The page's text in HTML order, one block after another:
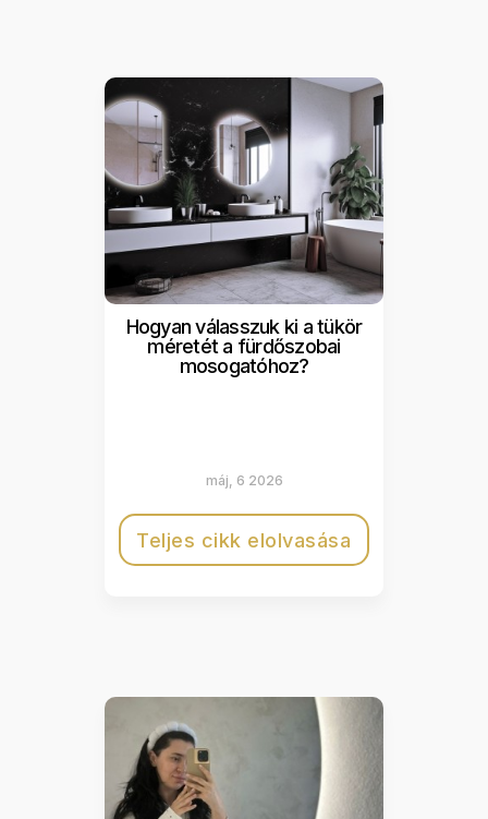
Hogyan válasszuk ki a tükör
méretét a fürdőszobai
mosogatóhoz?
máj, 6 2026
Teljes cikk elolvasása